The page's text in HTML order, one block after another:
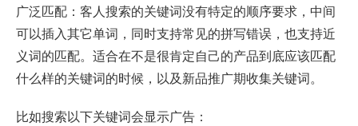
广泛匹配：客人搜索的关键词没有特定的顺序要求，中间
可以插入其它单词，同时支持常见的拼写错误，也支持近
义词的匹配。适合在不是很肯定自己的产品到底应该匹配
什么样的关键词的时候，以及新品推广期收集关键词。
比如搜索以下关键词会显示广告：